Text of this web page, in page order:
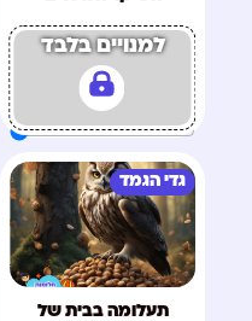
למנויים בלבד
גדי הגמד
תעלומה בבית של